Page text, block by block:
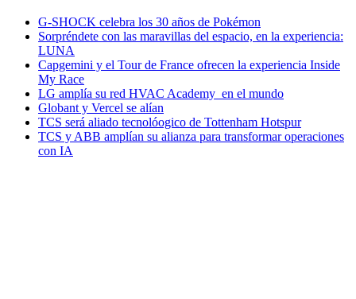
G-SHOCK celebra los 30 años de Pokémon
Sorpréndete con las maravillas del espacio, en la experiencia:
LUNA
Capgemini y el Tour de France ofrecen la experiencia Inside
My Race
LG amplía su red HVAC Academy en el mundo
Globant y Vercel se alían
TCS será aliado tecnolóogico de Tottenham Hotspur
TCS y ABB amplían su alianza para transformar operaciones
con IA